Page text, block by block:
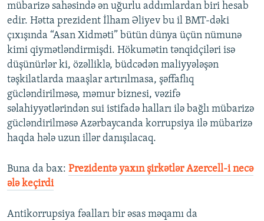
mübarizə sahəsində ən uğurlu addımlardan biri hesab
edir. Hətta prezident İlham Əliyev bu il BMT-dəki
çıxışında “Asan Xidməti” bütün dünya üçün nümunə
kimi qiymətləndirmişdi. Hökumətin tənqidçiləri isə
düşünürlər ki, özəlliklə, büdcədən maliyyələşən
təşkilatlarda maaşlar artırılmasa, şəffaflıq
gücləndirilməsə, məmur biznesi, vəzifə
səlahiyyətlərindən sui istifadə halları ilə bağlı mübarizə
gücləndirilməsə Azərbaycanda korrupsiya ilə mübarizə
haqda hələ uzun illər danışılacaq.
Buna da bax: Prezidentə yaxın şirkətlər Azercell-i necə
ələ keçirdi
Antikorrupsiya fəalları bir əsas məqamı da